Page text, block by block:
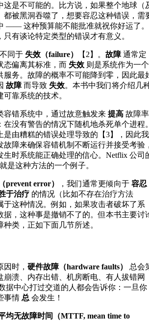
这是不可能的。比方说，如果整个地球（
都被黑洞吞噬了，想要容忍这种错误，需
—— 这种预算能不能批准就祝你好运了。
有谈论特定类型的错误才有意义。
不同于 失效（failure） 【2】。 故障通常定
态偏离其标准，而 失效 则是系统作为一个
服务。故障的概率不可能降到零，因此最
故障而导致 失效。本书中我们将介绍几
靠系统的技术。
容错系统中，通过故意触发来 提高 故障率
在没有警告的情况下随机地杀死单个进程
是由糟糕的错误处理导致的【3】，因此我
故障来确保容错机制不断运行并接受考验
生时系统能正确处理的信心。Netflix 公司
就是这种方法的一个例子。
prevent error） ，我们通常更倾向于 容忍
于治疗 的情况（比如不存在治疗方法
于这种情况。例如，如果攻击者破坏了系
据，这种事是撤销不了的。但本书主要讨
类，正如下面几节所述。
时， 硬件故障（hardware faults）
总会
崩溃、内存出错、机房断电、有人拔错网
中心打过交道的人都会告诉你：一旦你
事情 总 会发生！
均无故障时间（MTTF, mean time to